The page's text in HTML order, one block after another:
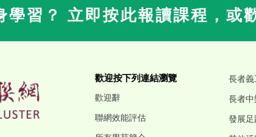
學習？ 立即按此報讀課程，或
歡迎按下列連結瀏覽
歡迎辭
聯網效能評估
長者
長者
發展